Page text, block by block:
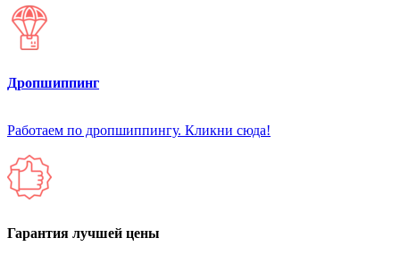
Дропшиппинг
Работаем по дропшиппингу. Кликни сюда!
Гарантия лучшей цены